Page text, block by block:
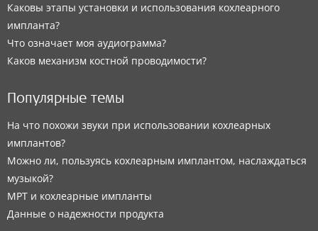
Каковы этапы установки и использования кохлеарного
импланта?
Что означает моя аудиограмма?
Каков механизм костной проводимости?
Популярные темы
На что похожи звуки при использовании кохлеарных
имплантов?
Можно ли, пользуясь кохлеарным имплантом, наслаждаться
музыкой?
МРТ и кохлеарные импланты
Данные о надежности продукта